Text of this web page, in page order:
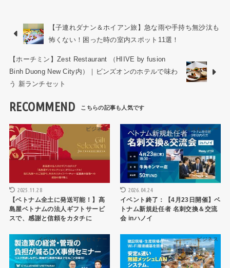
【子連れダナン＆ホイアン旅】急な雨や手持ち無沙汰も
怖くない！困った時の室内スポット11選！
【ホーチミン】Zest Restaurant （HIIVE by fusion
Binh Duong New City内）｜ビンズオンのホテルで味わ
う 新ランチセット
RECOMMEND
ビジネス
2025.11.28
【ベトナム全土に発送可能！】髙
島屋ベトナムの法人ギフトサービ
スで、感謝と信頼をカタチに
イベント・ビジネスセミナー
2026.04.24
イベント終了：【4月23日開催】ベ
トナム新規赴任者 名刺交換＆交流
会 inハノイ
イベント・ビジネスセミナー ビジネス